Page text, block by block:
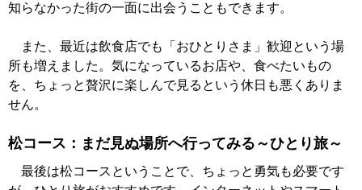
知らなかった街の一面に出会うこともできます。
また、最近は飲食店でも「おひとりさま」歓迎という場
所も増えました。気になっているお店や、食べたいもの
を、ちょっと贅沢に楽しんで見るという休日も悪くありま
せん。
松コース：まだ見ぬ場所へ行ってみる～ひとり旅～
最後は松コースということで、ちょっと勇気も必要です